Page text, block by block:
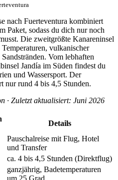
nach Fuerteventura kombiniert
Paket, sodass du dich nur noch
Die zweitgrößte Kanareninsel
vulkanischer
Vom lebhaften
Jandía im Süden findest du
und Wassersport. Der
nur rund 4 bis 4,5 Stunden.
· Zuletzt aktualisiert: Juni 2026
Details
Pauschalreise mit Flug, Hotel
und Transfer
ca. 4 bis 4,5 Stunden (Direktflug)
ganzjährig, Badetemperaturen
um 25 Grad